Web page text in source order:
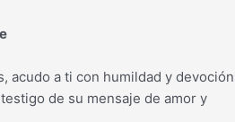
acudo a ti con humildad y devoción
de su mensaje de amor y